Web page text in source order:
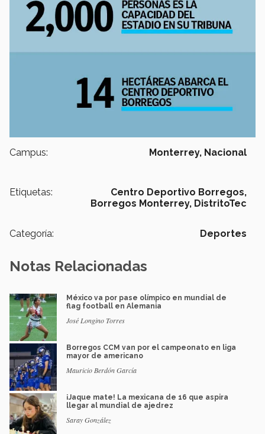
Campus: Monterrey, Nacional
Etiquetas:
Centro Deportivo Borregos,
Borregos Monterrey, DistritoTec
Categoría: Deportes
Notas Relacionadas
México va por pase olímpico en mundial de
flag football en Alemania
José Longino Torres
Borregos CCM van por el campeonato en liga
mayor de americano
Mauricio Berdón García
¡Jaque mate! La mexicana de 16 que aspira
llegar al mundial de ajedrez
Saray González